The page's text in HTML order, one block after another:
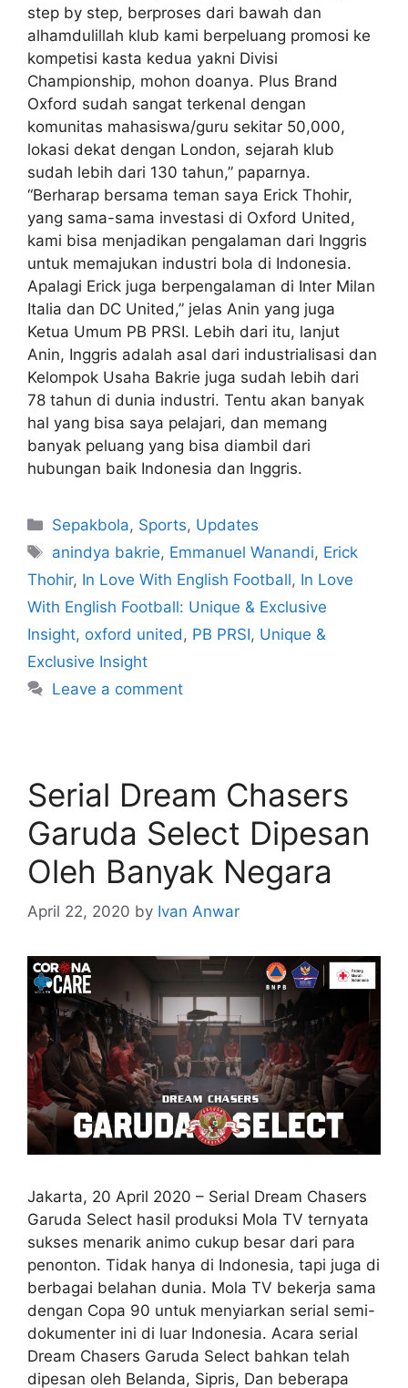
step by step, berproses dari bawah dan
alhamdulillah klub kami berpeluang promosi ke
kompetisi kasta kedua yakni Divisi
Championship, mohon doanya. Plus Brand
Oxford sudah sangat terkenal dengan
komunitas mahasiswa/guru sekitar 50,000,
lokasi dekat dengan London, sejarah klub
sudah lebih dari 130 tahun,” paparnya.
“Berharap bersama teman saya Erick Thohir,
yang sama-sama investasi di Oxford United,
kami bisa menjadikan pengalaman dari Inggris
untuk memajukan industri bola di Indonesia.
Apalagi Erick juga berpengalaman di Inter Milan
Italia dan DC United,” jelas Anin yang juga
Ketua Umum PB PRSI. Lebih dari itu, lanjut
Anin, Inggris adalah asal dari industrialisasi dan
Kelompok Usaha Bakrie juga sudah lebih dari
78 tahun di dunia industri. Tentu akan banyak
hal yang bisa saya pelajari, dan memang
banyak peluang yang bisa diambil dari
hubungan baik Indonesia dan Inggris.
Sepakbola, Sports, Updates
anindya bakrie, Emmanuel Wanandi, Erick
Thohir, In Love With English Football, In Love
With English Football: Unique & Exclusive
Insight, oxford united , PB PRSI, Unique &
Exclusive Insight
Leave a comment
Serial Dream Chasers
Garuda Select Dipesan
Oleh Banyak Negara
April 22, 2020 by Ivan Anwar
Jakarta, 20 April 2020 – Serial Dream Chasers
Garuda Select hasil produksi Mola TV ternyata
sukses menarik animo cukup besar dari para
penonton. Tidak hanya di Indonesia, tapi juga di
berbagai belahan dunia. Mola TV bekerja sama
dengan Copa 90 untuk menyiarkan serial semi-
dokumenter ini di luar Indonesia. Acara serial
Dream Chasers Garuda Select bahkan telah
dipesan oleh Belanda, Sipris, Dan beberapa